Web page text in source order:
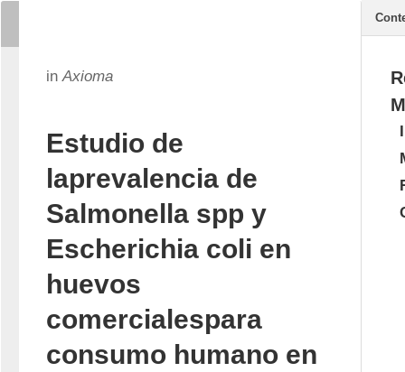
inAxioma
Estudio de
laprevalencia de
Salmonella spp y
Escherichia coli en
huevos
comercialespara
consumo humano en